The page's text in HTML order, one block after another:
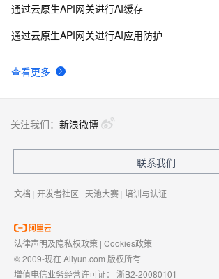
查看更多
通过云原生API网关进行AI缓存
通过云原生API网关进行AI应用防护
关注我们： 新浪微博
联系我们
文档 | 开发者社区 | 天池大赛 | 培训与认证
法律声明及隐私权政策 | Cookies政策
© 2009-现在 Aliyun.com 版权所有
增值电信业务经营许可证： 浙B2-20080101